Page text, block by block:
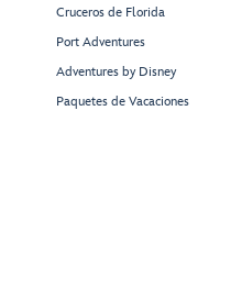
Cruceros de Florida
Port Adventures
Adventures by Disney
Paquetes de Vacaciones